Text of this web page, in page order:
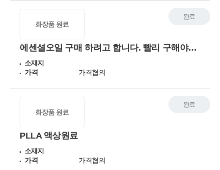
화장품 원료
에센셜오일 구매 하려고 합니다. 빨리 구해야되서요
소재지
가격
가격협의
완료
화장품 원료
PLLA 액상원료
소재지
가격
가격협의
완료